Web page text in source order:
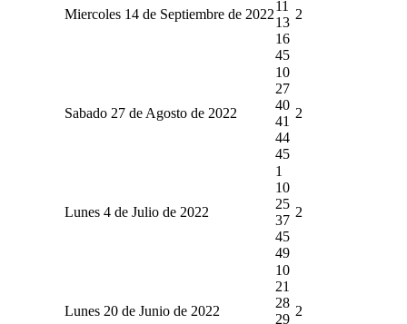
Miercoles 14 de Septiembre de 2022
11
13
16
45
2
Sabado 27 de Agosto de 2022
10
27
40
41
44
45
2
Lunes 4 de Julio de 2022
1
10
25
37
45
49
2
Lunes 20 de Junio de 2022
10
21
28
29
2